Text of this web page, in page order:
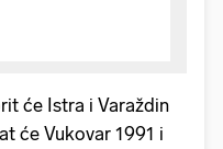
će Istra i Varaždin
će Vukovar 1991 i